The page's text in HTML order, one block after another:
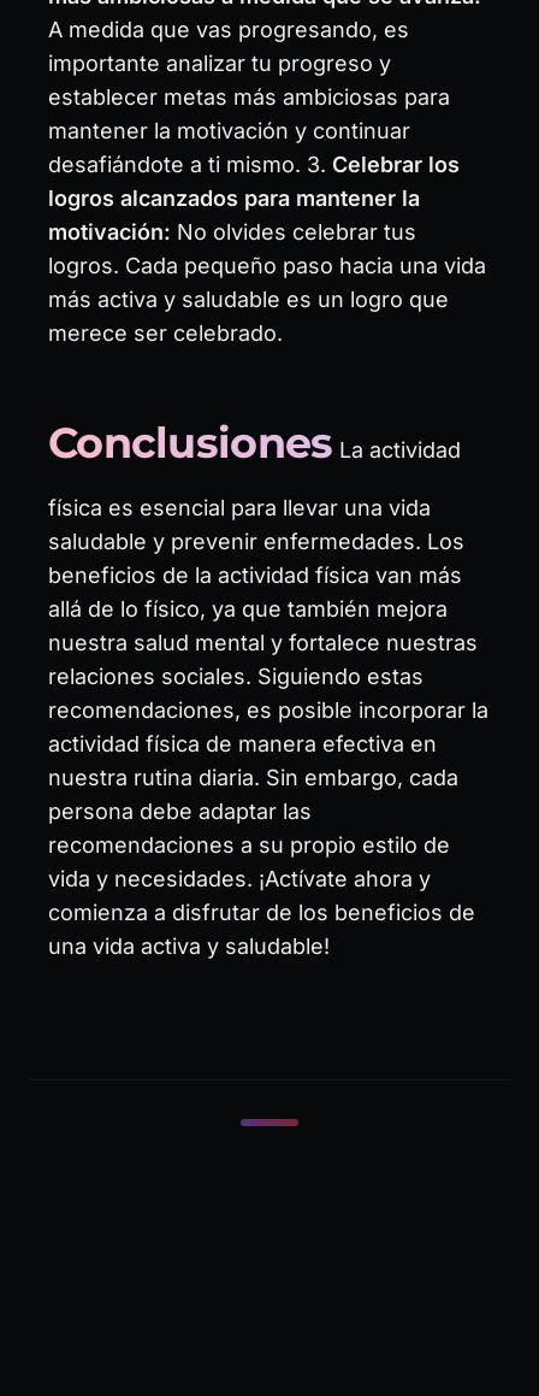
A medida que vas progresando, es
importante analizar tu progreso y
establecer metas más ambiciosas para
mantener la motivación y continuar
desafiándote a ti mismo. 3. Celebrar los
logros alcanzados para mantener la
motivación: No olvides celebrar tus
logros. Cada pequeño paso hacia una vida
más activa y saludable es un logro que
merece ser celebrado.
Conclusiones La actividad
física es esencial para llevar una vida
saludable y prevenir enfermedades. Los
beneficios de la actividad física van más
allá de lo físico, ya que también mejora
nuestra salud mental y fortalece nuestras
relaciones sociales. Siguiendo estas
recomendaciones, es posible incorporar la
actividad física de manera efectiva en
nuestra rutina diaria. Sin embargo, cada
persona debe adaptar las
recomendaciones a su propio estilo de
vida y necesidades. ¡Actívate ahora y
comienza a disfrutar de los beneficios de
una vida activa y saludable!